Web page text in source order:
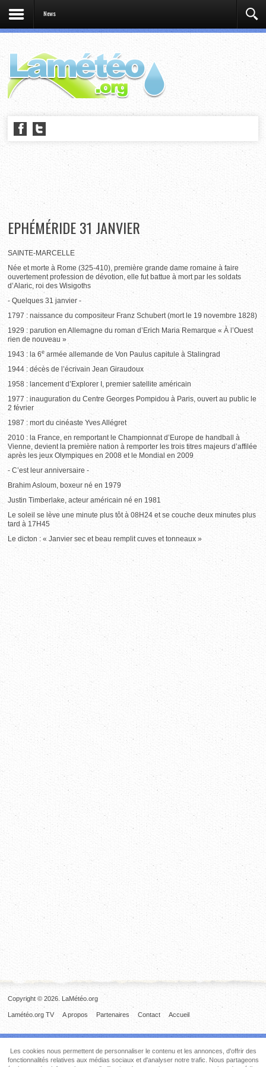
News
EPHÉMÉRIDE 31 JANVIER
SAINTE-MARCELLE
Née et morte à Rome (325-410), première grande dame romaine à faire
ouvertement profession de dévotion, elle fut battue à mort par les soldats
d’Alaric, roi des Wisigoths
- Quelques 31 janvier -
1797 : naissance du compositeur Franz Schubert (mort le 19 novembre 1828)
1929 : parution en Allemagne du roman d’Erich Maria Remarque « À l’Ouest
rien de nouveau »
1943 : la 6e armée allemande de Von Paulus capitule à Stalingrad
1944 : décès de l’écrivain Jean Giraudoux
1958 : lancement d’Explorer I, premier satellite américain
1977 : inauguration du Centre Georges Pompidou à Paris, ouvert au public le
2 février
1987 : mort du cinéaste Yves Allégret
2010 : la France, en remportant le Championnat d’Europe de handball à
Vienne, devient la première nation à remporter les trois titres majeurs d’affilée
après les jeux Olympiques en 2008 et le Mondial en 2009
- C’est leur anniversaire -
Brahim Asloum, boxeur né en 1979
Justin Timberlake, acteur américain né en 1981
Le soleil se lève une minute plus tôt à 08H24 et se couche deux minutes plus
tard à 17H45
Le dicton : « Janvier sec et beau remplit cuves et tonneaux »
Copyright © 2026. LaMétéo.org
Accueil
Contact
Partenaires
A propos
Lamétéo.org TV
Les cookies nous permettent de personnaliser le contenu et les annonces, d'offrir des
fonctionnalités relatives aux médias sociaux et d'analyser notre trafic. Nous partageons